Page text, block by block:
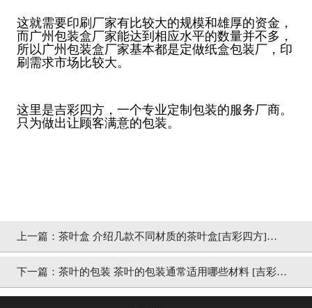
这就需要印刷厂家有比较大的规模和雄厚的资金，
而广州包装盒厂家能达到相应水平的数量并不多，
所以广州包装盒厂家基本都是定做纸盒包装厂，印
刷需求市场比较大。
这里是吉彩四方，一个专业定制包装的服务厂商。
只为做出让顾客满意的包装。
上一篇： 茶叶盒 介绍几款不同材质的茶叶盒[吉彩四方]包
装盒印刷实力厂家
下一篇： 茶叶的包装 茶叶的包装通常适用哪些材料 [吉彩四